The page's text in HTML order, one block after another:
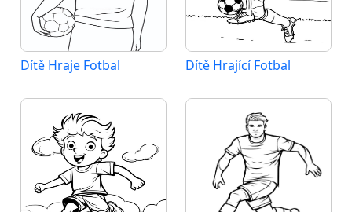
Dítě Hraje Fotbal Dítě Hrající Fotbal